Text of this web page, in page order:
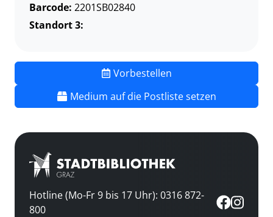
Barcode: 2201SB02840
Standort 3:
Vorbestellen
Medium auf die Postliste setzen
Hotline (Mo-Fr 9 bis 17 Uhr): 0316 872-
800